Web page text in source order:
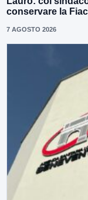
conservare la
7 AGOSTO 2026